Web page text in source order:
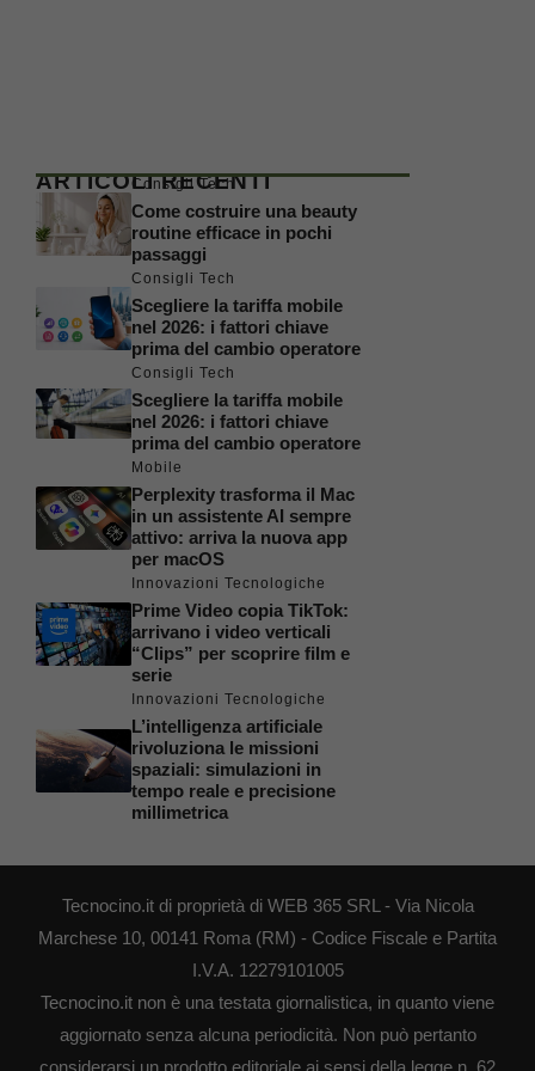
ARTICOLI RECENTI
Consigli Tech
Come costruire una beauty
routine efficace in pochi
passaggi
Consigli Tech
Scegliere la tariffa mobile
nel 2026: i fattori chiave
prima del cambio operatore
Consigli Tech
Scegliere la tariffa mobile
nel 2026: i fattori chiave
prima del cambio operatore
Mobile
Perplexity trasforma il Mac
in un assistente AI sempre
attivo: arriva la nuova app
per macOS
Innovazioni Tecnologiche
Prime Video copia TikTok:
arrivano i video verticali
“Clips” per scoprire film e
serie
Innovazioni Tecnologiche
L’intelligenza artificiale
rivoluziona le missioni
spaziali: simulazioni in
tempo reale e precisione
millimetrica
Tecnocino.it di proprietà di WEB 365 SRL - Via Nicola
Marchese 10, 00141 Roma (RM) - Codice Fiscale e Partita
I.V.A. 12279101005
Tecnocino.it non è una testata giornalistica, in quanto viene
aggiornato senza alcuna periodicità. Non può pertanto
considerarsi un prodotto editoriale ai sensi della legge n. 62